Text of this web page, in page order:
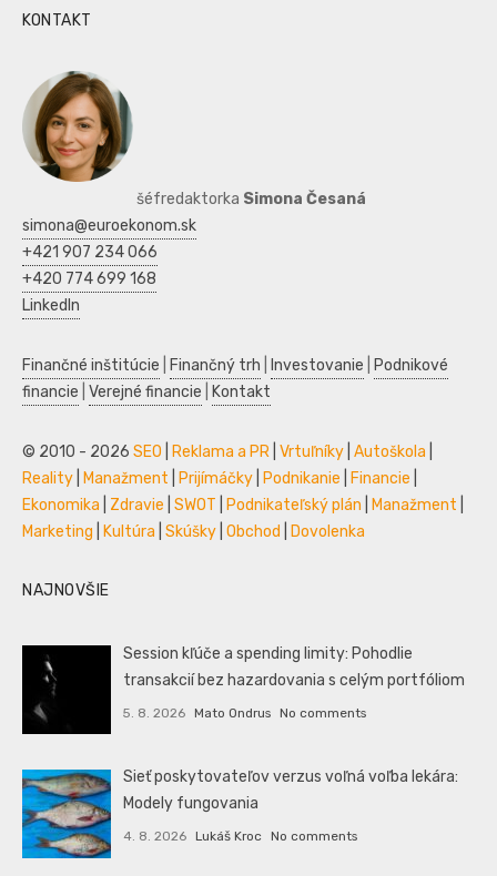
KONTAKT
šéfredaktorka Simona Česaná
simona@euroekonom.sk
+421 907 234 066
+420 774 699 168
LinkedIn
Finančné inštitúcie Finančný trh Investovanie
Podnikové
financie Verejné financie Kontakt
© 2010 - 2026 SEO Reklama a PR Vrtuľníky Autoškola
Reality
Manažment Prijímáčky Podnikanie Financie
Ekonomika
Zdravie SWOT Podnikateľský plán Manažment
Marketing
Kultúra Skúšky Obchod Dovolenka
NAJNOVŠIE
Session kľúče a spending limity: Pohodlie
transakcií bez hazardovania s celým portfóliom
5. 8. 2026 Mato Ondrus No comments
Sieť poskytovateľov verzus voľná voľba lekára:
Modely fungovania
4. 8. 2026 Lukáš Kroc No comments